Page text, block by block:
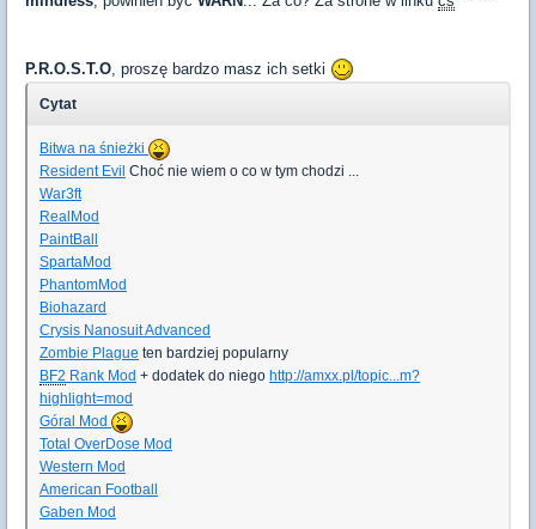
P.R.O.S.T.O , proszę bardzo masz ich setki
Cytat
Bitwa na śnieżki
Resident Evil Choć nie wiem o co w tym chodzi ...
War3ft
RealMod
PaintBall
SpartaMod
PhantomMod
Biohazard
Crysis Nanosuit Advanced
Zombie Plague ten bardziej popularny
BF2 Rank Mod + dodatek do niego http://amxx.pl/topic...m?
highlight=mod
Góral Mod
Total OverDose Mod
Western Mod
American Football
Gaben Mod